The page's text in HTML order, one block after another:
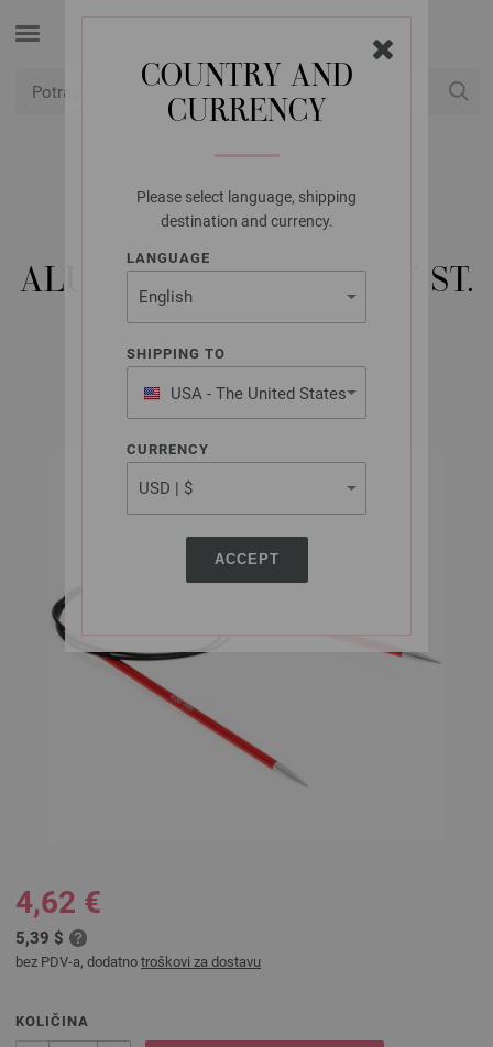
COUNTRY AND
CURRENCY
Please select language, shipping
destination and currency.
LANGUAGE
SHIPPING TO
USA - The United States
of America
CURRENCY
ACCEPT
LANA GROSSA
KRUŽNA IGLA
ALUMINIJSKA RAINBOW ST.
4,0/100 CM
4,62 €
5,39 $
bez PDV-a, dodatno troškovi za dostavu
KOLIČINA